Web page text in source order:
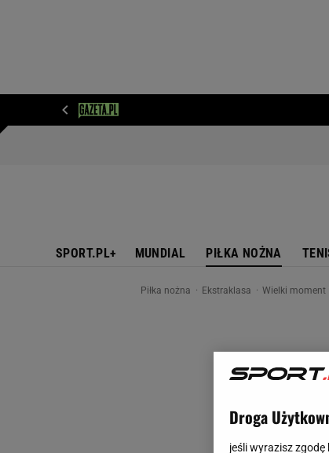
SPORT.PL+ MUNDIAL PIŁKA NOŻNA
Piłka nożna Ekstraklasa Wielki moment
Droga
jeśli wyrazisz zgodę